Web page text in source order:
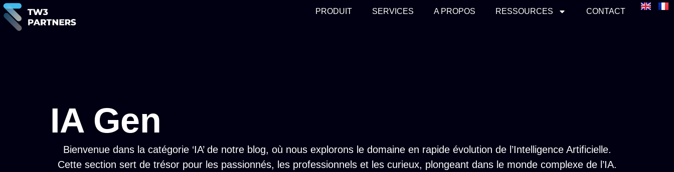
PRODUIT SERVICES A PROPOS RESSOURCES CONTACT
IA Gen
Bienvenue dans la catégorie ‘IA’ de notre blog, où nous explorons le domaine en rapide évolution de l’Intelligence Artificielle.
Cette section sert de trésor pour les passionnés, les professionnels et les curieux, plongeant dans le monde complexe de l’IA.